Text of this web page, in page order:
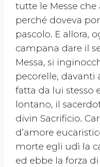
tutte le Messe
perché doveva
pascolo. E allora,
campana dare il
Messa, si
pecorelle, davanti
fatta da lui stesso
lontano, il
divin Sacrificio.
d’amore
morte egli udì la
ed ebbe la forza